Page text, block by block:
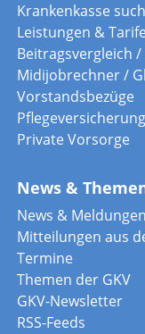
Krankenkasse
Leistungen &
Beitragsvergleich
Midijobrechner /
Vorstandsbezüge
Pflegeversicherung
Private Vorsorge
News &
News & Meldungen
Mitteilungen aus
Termine
Themen der GKV
GKV-Newsletter
RSS-Feeds